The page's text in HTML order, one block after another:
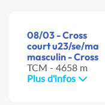
08/03 - Cross
court u23/se/ma
masculin - Cross
TCM - 4658 m
Plus d'infos